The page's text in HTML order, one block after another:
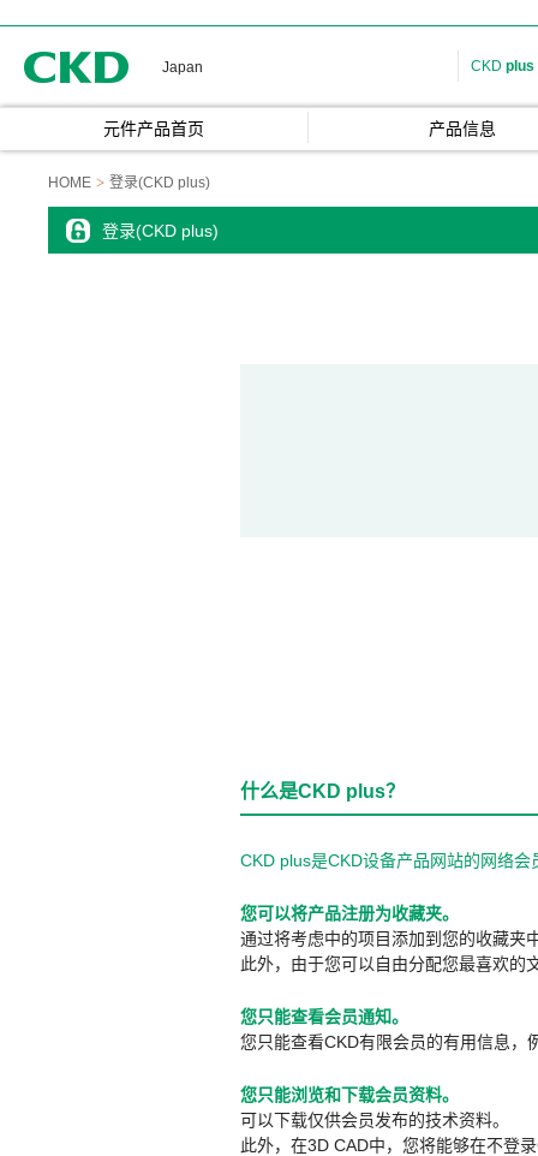
Japan CKD plus
元件产品首页 产品信息
HOME 登录(CKD plus)
登录(CKD plus)
什么是CKD plus？
CKD plus是CKD设备产品网站的网络
您可以将产品注册为收藏夹。
通过将考虑中的项目添加到您的收藏夹
此外，由于您可以自由分配您最喜欢的
您只能查看会员通知。
您只能查看CKD有限会员的有用信息，
您只能浏览和下载会员资料。
可以下载仅供会员发布的技术资料。
此外，在3D CAD中，您将能够在不登